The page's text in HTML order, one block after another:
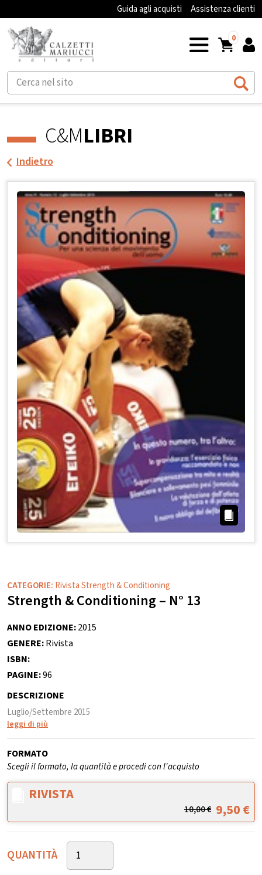
Guida agli acquisti Assistenza clienti
0
C&MLIBRI
Indietro
CATEGORIE: Rivista Strength & Conditioning
Strength & Conditioning – N° 13
ANNO EDIZIONE:2015
GENERE:Rivista
ISBN:
PAGINE:96
DESCRIZIONE
Luglio/Settembre 2015
leggi di più
FORMATO
Scegli il formato, la quantità e procedi con l'acquisto
RIVISTA
10,00€ 9,50€
QUANTITÀ